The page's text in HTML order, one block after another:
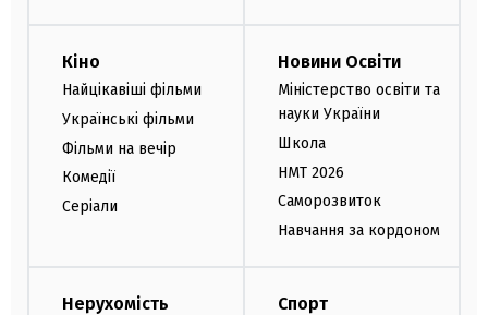
Кіно
Найцікавіші фільми
Українські фільми
Фільми на вечір
Комедії
Серіали
Новини Освіти
Міністерство освіти та
науки України
Школа
НМТ 2026
Саморозвиток
Навчання за кордоном
Нерухомість Спорт